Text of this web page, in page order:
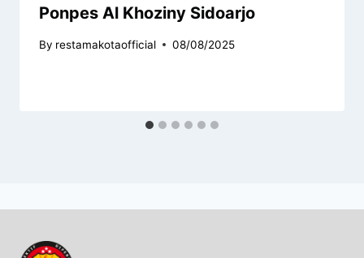
Ponpes Al Khoziny Sidoarjo
By restamakotaofficial 08/08/2025